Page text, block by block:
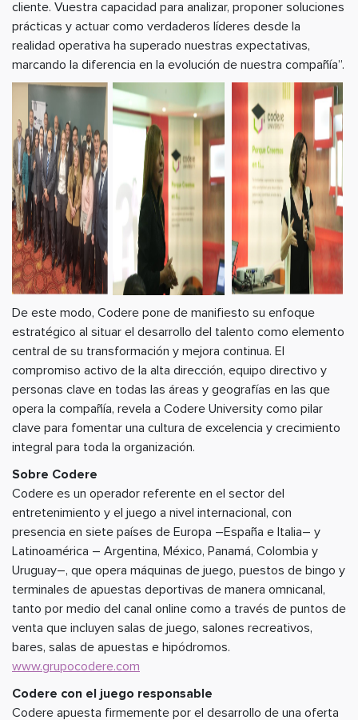
cliente. Vuestra capacidad para analizar, proponer soluciones
prácticas y actuar como verdaderos líderes desde la
realidad operativa ha superado nuestras expectativas,
marcando la diferencia en la evolución de nuestra compañía”.
De este modo, Codere pone de manifiesto su enfoque
estratégico al situar el desarrollo del talento como elemento
central de su transformación y mejora continua. El
compromiso activo de la alta dirección, equipo directivo y
personas clave en todas las áreas y geografías en las que
opera la compañía, revela a Codere University como pilar
clave para fomentar una cultura de excelencia y crecimiento
integral para toda la organización.
Sobre Codere
Codere es un operador referente en el sector del
entretenimiento y el juego a nivel internacional, con
presencia en siete países de Europa –España e Italia– y
Latinoamérica – Argentina, México, Panamá, Colombia y
Uruguay–, que opera máquinas de juego, puestos de bingo y
terminales de apuestas deportivas de manera omnicanal,
tanto por medio del canal online como a través de puntos de
venta que incluyen salas de juego, salones recreativos,
bares, salas de apuestas e hipódromos.
www.grupocodere.com
Codere con el juego responsable
Codere apuesta firmemente por el desarrollo de una oferta